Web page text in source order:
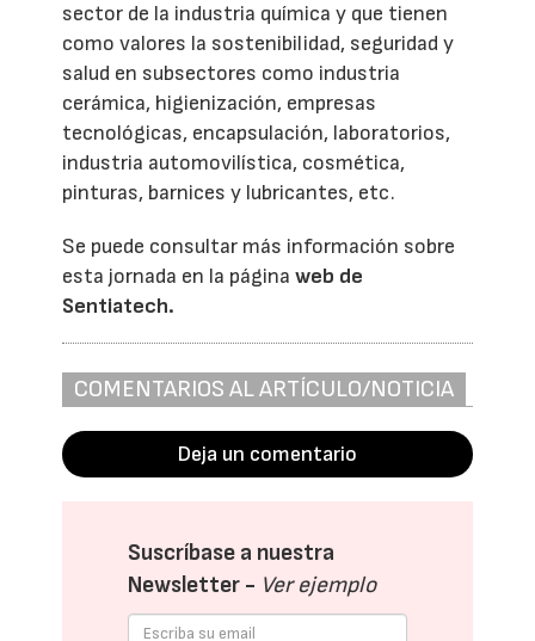
sector de la industria química y que tienen
como valores la sostenibilidad, seguridad y
salud en subsectores como industria
cerámica, higienización, empresas
tecnológicas, encapsulación, laboratorios,
industria automovilística, cosmética,
pinturas, barnices y lubricantes, etc.
Se puede consultar más información sobre
esta jornada en la páginaweb de
Sentiatech.
COMENTARIOS AL ARTÍCULO/NOTICIA
Deja un comentario
Suscríbase a nuestra
Newsletter - Ver ejemplo